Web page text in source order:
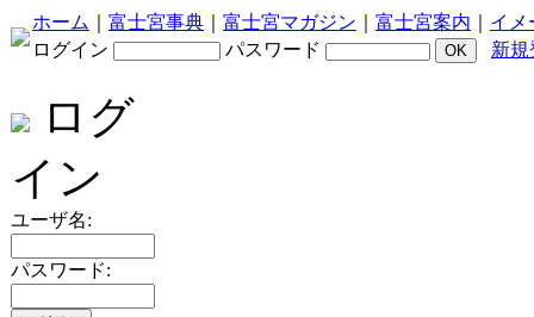
ホーム 富士宮事典 富士宮マガジン 富士宮案内
イメ
ログイン
パスワード 新規
ログ
イン
ユーザ名:
パスワード: